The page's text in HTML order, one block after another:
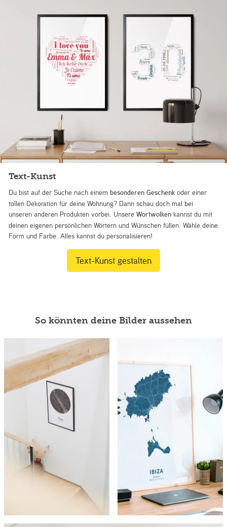
Text-Kunst
Du bist auf der Suche nach einem besonderen Geschenk oder einer
tollen Dekoration für deine Wohnung? Dann schau doch mal bei
unseren anderen Produkten vorbei. UnsereWortwolken kannst du mit
deinen eigenen persönlichen Wörtern und Wünschen füllen. Wähle deine
Form und Farbe. Alles kannst du personalisieren!
Text-Kunst gestalten
So könnten deine Bilder aussehen